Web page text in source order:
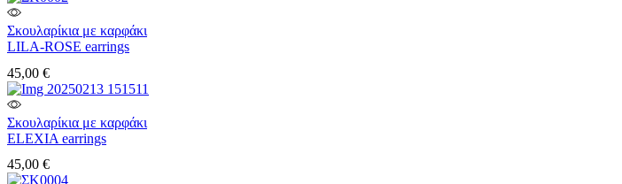
Σκουλαρίκια με καρφάκι
LILA-ROSE earrings
45,00 €
Σκουλαρίκια με καρφάκι
ELEXIA earrings
45,00 €